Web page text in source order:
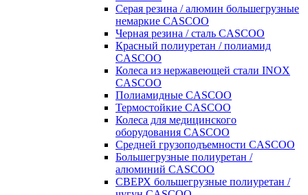
Серая резина / алюмин большегрузные
немаркие CASCOO
Черная резина / сталь CASCOO
Красный полиуретан / полиамид
CASCOO
Колеса из нержавеющей стали INOX
CASCOO
Полиамидные CASCOO
Термостойкие CASCOO
Колеса для медицинского
оборудования CASCOO
Средней грузоподъемности CASCOO
Большегрузные полиуретан /
алюминий CASCOO
СВЕРХ большегрузные полиуретан /